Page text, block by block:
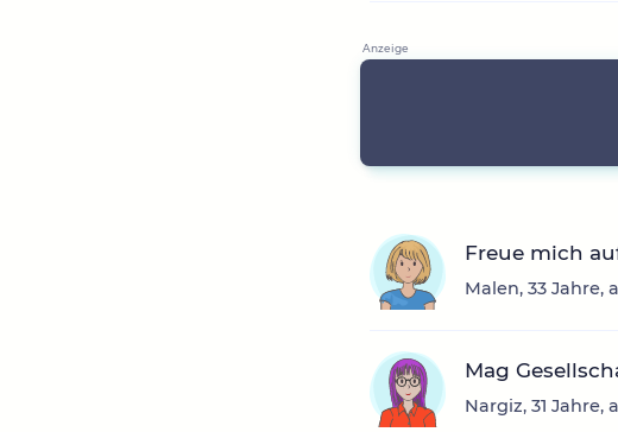
Freue mich
Malen, 33 Jahre,
Mag
Nargiz, 31 Jahre,